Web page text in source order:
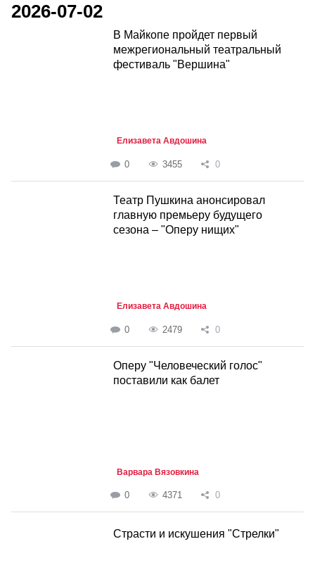
2026-07-02
В Майкопе пройдет первый
межрегиональный театральный
фестиваль "Вершина"
Елизавета Авдошина
0 3455 0
Театр Пушкина анонсировал
главную премьеру будущего
сезона – "Оперу нищих"
Елизавета Авдошина
0 2479 0
Оперу "Человеческий голос"
поставили как балет
Варвара Вязовкина
0 4371 0
Страсти и искушения "Стрелки"